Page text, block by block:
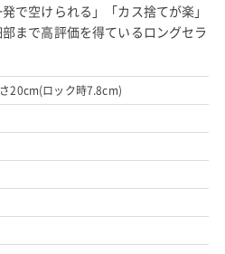
で空けられる」「カス捨てが楽」
まで高評価を得ているロングセラ
20cm(ロック時7.8cm)